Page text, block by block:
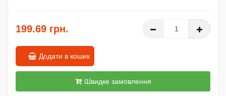
199.69 грн.
Додати в кошик
Швидке замовлення